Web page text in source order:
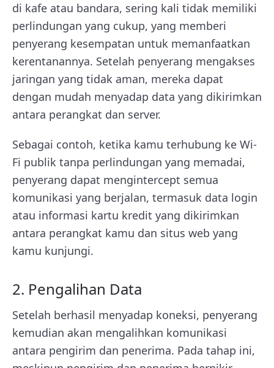
di kafe atau bandara, sering kali tidak memiliki
perlindungan yang cukup, yang memberi
penyerang kesempatan untuk memanfaatkan
kerentanannya. Setelah penyerang mengakses
jaringan yang tidak aman, mereka dapat
dengan mudah menyadap data yang dikirimkan
antara perangkat dan server.
Sebagai contoh, ketika kamu terhubung ke Wi-
Fi publik tanpa perlindungan yang memadai,
penyerang dapat mengintercept semua
komunikasi yang berjalan, termasuk data login
atau informasi kartu kredit yang dikirimkan
antara perangkat kamu dan situs web yang
kamu kunjungi.
2. Pengalihan Data
Setelah berhasil menyadap koneksi, penyerang
kemudian akan mengalihkan komunikasi
antara pengirim dan penerima. Pada tahap ini,